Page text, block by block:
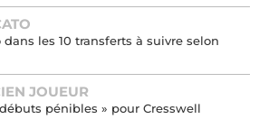
les 10 transferts à suivre selon
JOUEUR
pénibles » pour Cresswell